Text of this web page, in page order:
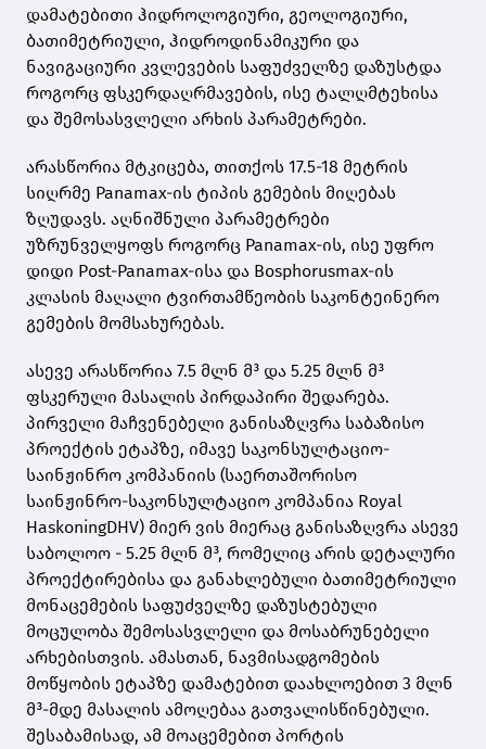
დამატებითი ჰიდროლოგიური, გეოლოგიური,
ბათიმეტრიული, ჰიდროდინამიკური და
ნავიგაციური კვლევების საფუძველზე დაზუსტდა
როგორც ფსკერდაღრმავების, ისე ტალღმტეხისა
და შემოსასვლელი არხის პარამეტრები.
არასწორია მტკიცება, თითქოს 17.5-18 მეტრის
სიღრმე Panamax-ის ტიპის გემების მიღებას
ზღუდავს. აღნიშნული პარამეტრები
უზრუნველყოფს როგორც Panamax-ის, ისე უფრო
დიდი Post-Panamax-ისა და Bosphorusmax-ის
კლასის მაღალი ტვირთამწეობის საკონტეინერო
გემების მომსახურებას.
ასევე არასწორია 7.5 მლნ მ³ და 5.25 მლნ მ³
ფსკერული მასალის პირდაპირი შედარება.
პირველი მაჩვენებელი განისაზღვრა საბაზისო
პროექტის ეტაპზე, იმავე საკონსულტაციო-
საინჟინრო კომპანიის (საერთაშორისო
საინჟინრო-საკონსულტაციო კომპანია Royal
HaskoningDHV) მიერ ვის მიერაც განისაზღვრა ასევე
საბოლოო - 5.25 მლნ მ³, რომელიც არის დეტალური
პროექტირებისა და განახლებული ბათიმეტრიული
მონაცემების საფუძველზე დაზუსტებული
მოცულობა შემოსასვლელი და მოსაბრუნებელი
არხებისთვის. ამასთან, ნავმისადგომების
მოწყობის ეტაპზე დამატებით დაახლოებით 3 მლნ
მ³-მდე მასალის ამოღებაა გათვალისწინებული.
შესაბამისად, ამ მოაცემებით პორტის